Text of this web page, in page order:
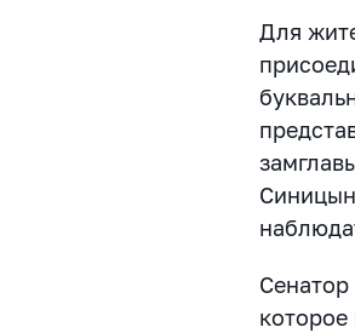
Для
которое